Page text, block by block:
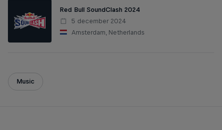
Red Bull SoundClash 2024
5 december 2024
Amsterdam, Netherlands
Music